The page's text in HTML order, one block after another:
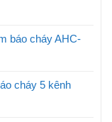
báo cháy AHC-
cháy 5 kênh